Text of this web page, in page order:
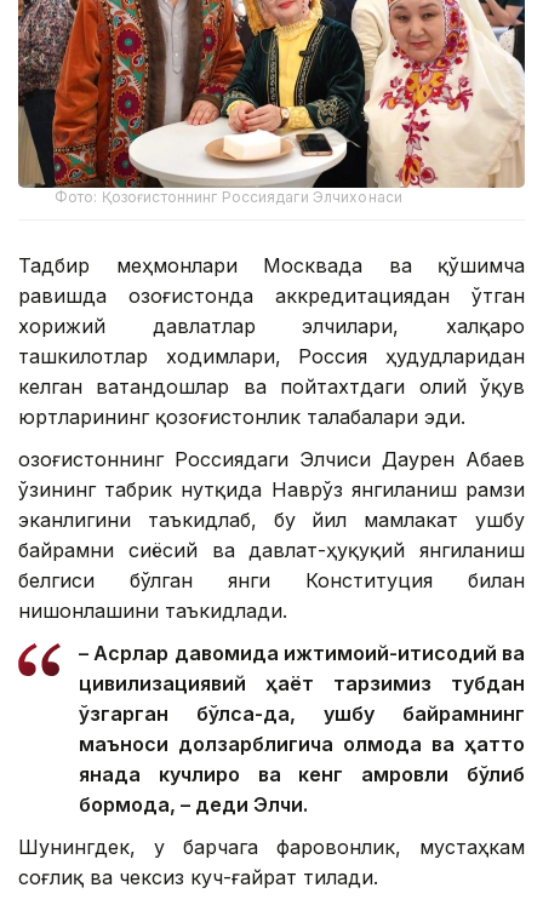
Фото: Қозоғистоннинг Россиядаги Элчихонаси
Тадбир меҳмонлари Москвада ва қўшимча
равишда Қозоғистонда аккредитациядан ўтган
хорижий давлатлар элчилари, халқаро
ташкилотлар ходимлари, Россия ҳудудларидан
келган ватандошлар ва пойтахтдаги олий ўқув
юртларининг қозоғистонлик талабалари эди.
Қозоғистоннинг Россиядаги Элчиси Даурен Абаев
ўзининг табрик нутқида Наврўз янгиланиш рамзи
эканлигини таъкидлаб, бу йил мамлакат ушбу
байрамни сиёсий ва давлат-ҳуқуқий янгиланиш
белгиси бўлган янги Конституция билан
нишонлашини таъкидлади.
– Асрлар давомида ижтимоий-иқтисодий ва
цивилизациявий ҳаёт тарзимиз тубдан
ўзгарган бўлса-да, ушбу байрамнинг
маъноси долзарблигича қолмоқда ва ҳатто
янада кучлироқ ва кенг қамровли бўлиб
бормоқда, – деди Элчи.
Шунингдек, у барчага фаровонлик, мустаҳкам
соғлиқ ва чексиз куч-ғайрат тилади.